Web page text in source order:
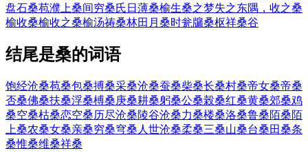
盘石桑苞濮上桑间穷桑氏 日薄桑榆生桑之梦失之东隅，收之桑
榆收桑榆收之桑榆汤祷桑林田月桑时瓮牖桑枢祥桑谷
结尾是桑的词语
饱经沧桑苞桑包桑搏桑采桑沧桑蚕桑柴桑长桑村桑帝女桑帝桑
否桑佛桑扶桑浮桑榑桑庚桑耕桑躬桑公桑榖桑红桑黄桑郊桑鸡
桑空桑枯桑恋空桑历尽沧桑陵谷沧桑力桑楼桑洛桑鲁桑陌桑陌
上桑农桑女桑亲桑穷桑穹桑 人世沧桑柔桑三桑山桑台桑田桑条
桑惟桑维桑祥桑